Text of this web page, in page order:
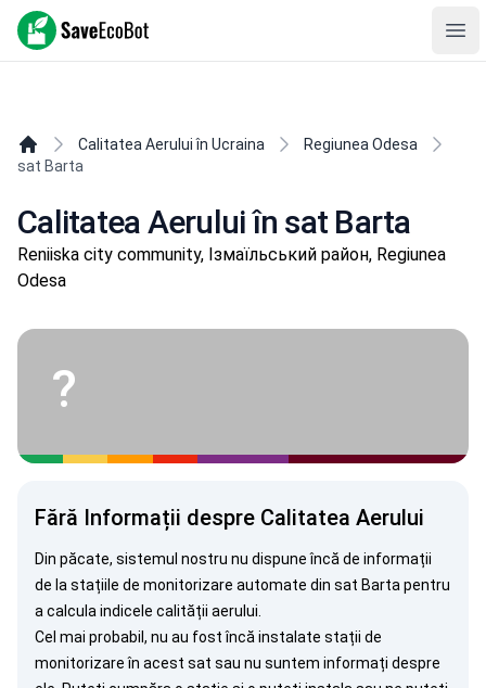
SaveEcoBot
Calitatea Aerului în Ucraina
Regiunea Odesa
sat Barta
Calitatea Aerului în sat Barta
Reniiska city community, Ізмаїльський район, Regiunea
Odesa
?
Fără Informații despre Calitatea Aerului
Din păcate, sistemul nostru nu dispune încă de informații
de la stațiile de monitorizare automate din sat Barta pentru
a calcula indicele calității aerului.
Cel mai probabil, nu au fost încă instalate stații de
monitorizare în acest sat sau nu suntem informați despre